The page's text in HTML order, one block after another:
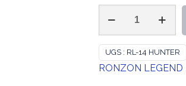
RONZON
LEGEND
-
UGS : RL-14 HUNTER
RONZON LEGEND